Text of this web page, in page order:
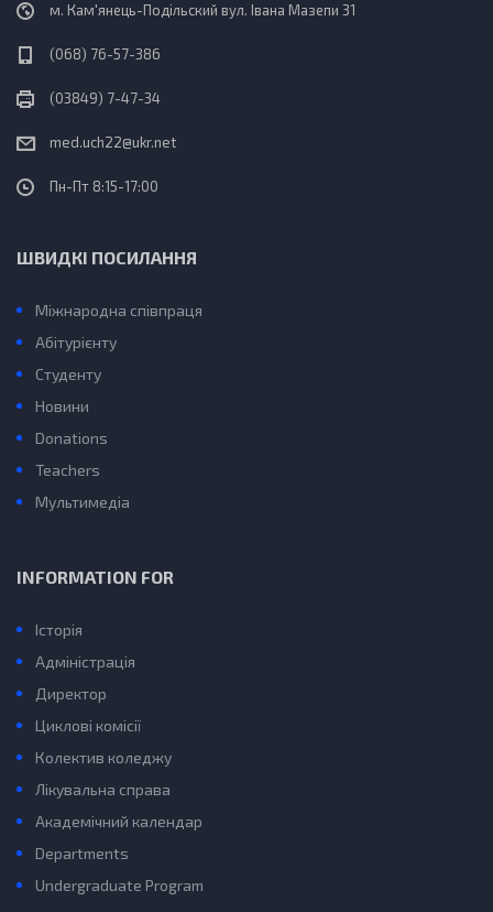
м. Кам'янець-Подільский вул. Івана Мазепи 31
(068) 76-57-386
(03849) 7-47-34
med.uch22@ukr.net
Пн-Пт 8:15-17:00
ШВИДКІ ПОСИЛАННЯ
Міжнародна співпраця
Абітурієнту
Студенту
Новини
Donations
Teachers
Мультимедіа
INFORMATION FOR
Історія
Адміністрація
Директор
Циклові комісії
Колектив коледжу
Лікувальна справа
Академічний календар
Departments
Undergraduate Program